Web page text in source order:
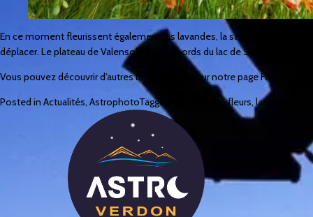
En ce moment fleurissent également les lavandes, la sauge et les
déplacer. Le plateau de Valensole et les abords du lac de Sainte-Croix
Vous pouvez découvrir d'autres belles images sur notre page Facebook
Posted in Actualités, AstrophotoTagged coquelicots,fleurs, lactée